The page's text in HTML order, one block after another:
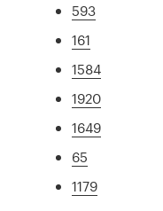
593
161
1584
1920
1649
65
1179